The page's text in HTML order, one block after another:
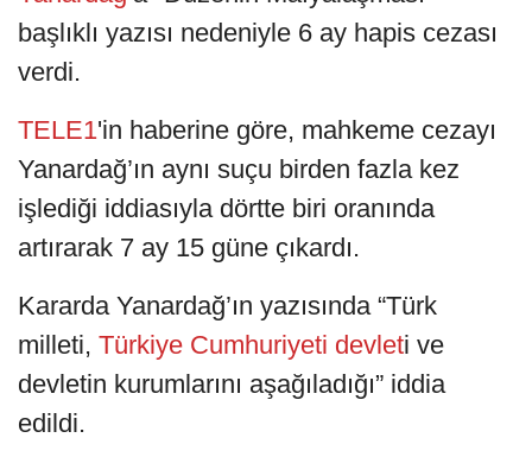
başlıklı yazısı nedeniyle 6 ay hapis cezası
verdi.
TELE1'in haberine göre, mahkeme cezayı
Yanardağ’ın aynı suçu birden fazla kez
işlediği iddiasıyla dörtte biri oranında
artırarak 7 ay 15 güne çıkardı.
Kararda Yanardağ’ın yazısında “Türk
milleti, Türkiye Cumhuriyeti devleti ve
devletin kurumlarını aşağıladığı” iddia
edildi.